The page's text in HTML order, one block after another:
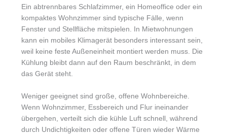
Ein abtrennbares Schlafzimmer, ein Homeoffice oder ein
kompaktes Wohnzimmer sind typische Fälle, wenn
Fenster und Stellfläche mitspielen. In Mietwohnungen
kann ein mobiles Klimagerät besonders interessant sein,
weil keine feste Außeneinheit montiert werden muss. Die
Kühlung bleibt dann auf den Raum beschränkt, in dem
das Gerät steht.
Weniger geeignet sind große, offene Wohnbereiche.
Wenn Wohnzimmer, Essbereich und Flur ineinander
übergehen, verteilt sich die kühle Luft schnell, während
durch Undichtigkeiten oder offene Türen wieder Wärme